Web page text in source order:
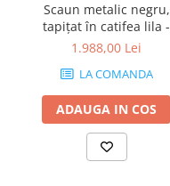
Scaun metalic negru,
tapițat în catifea lila -
GLOBUS
1.988,00 Lei
LA COMANDA
ADAUGA IN COS